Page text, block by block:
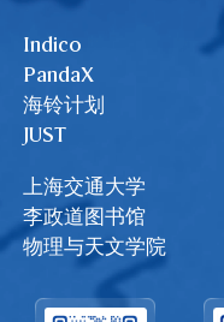
Indico
PandaX
海铃计划
JUST
上海交通大学
李政道图书馆
物理与天文学院